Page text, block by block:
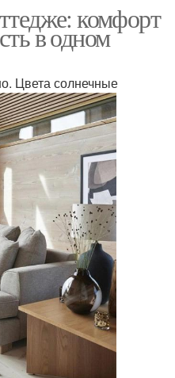
комфорт
в одном
Цвета солнечные